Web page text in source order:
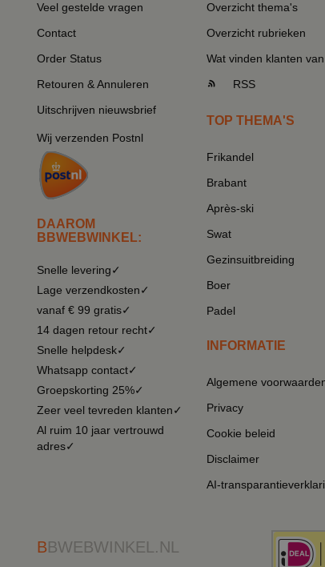
Veel gestelde vragen
Contact
Order Status
Retouren & Annuleren
Uitschrijven nieuwsbrief
Wij verzenden Postnl
DAAROM
BBWEBWINKEL:
Snelle levering✓
Lage verzendkosten✓
vanaf € 99 gratis✓
14 dagen retour recht✓
Snelle helpdesk✓
Whatsapp contact✓
Groepskorting 25%✓
Zeer veel tevreden klanten✓
Al ruim 10 jaar vertrouwd
adres✓
Overzicht thema's
Overzicht rubrieken
Wat vinden klanten
RSS
TOP THEMA'S
Frikandel
Brabant
Après-ski
Swat
Gezinsuitbreiding
Boer
Padel
INFORMATIE
Algemene
Privacy
Cookie beleid
Disclaimer
AI-
BBWEBWINKEL.NL